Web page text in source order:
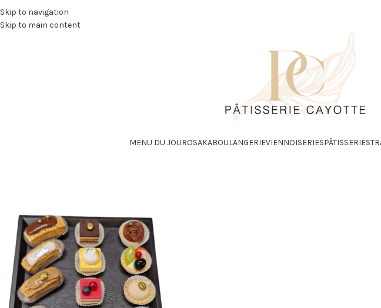
Skip to navigation
Skip to main content
MENU DU JOUROSAKABOULANGERIEVIENNOISERIESPÂTISSERIES